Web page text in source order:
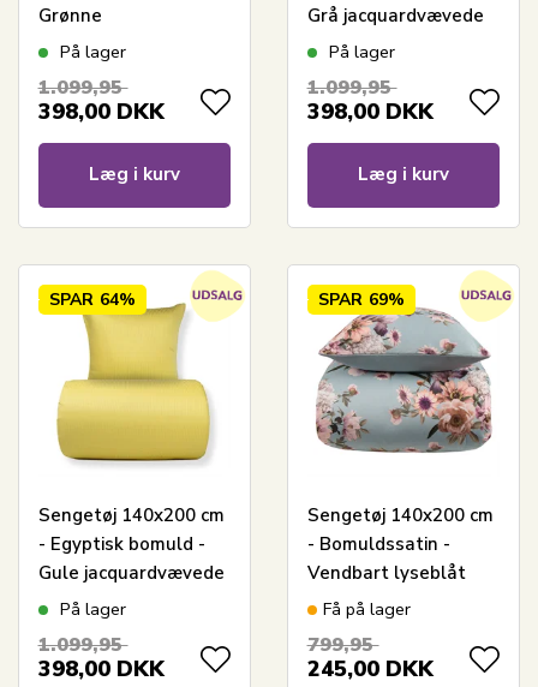
Grønne
jacquardvævede
På lager
1.099,95
398,00 DKK
Læg i kurv
Grå jacquardvævede
striber
På lager
1.099,95
398,00 DKK
Læg i kurv
SPAR 64%
Sengetøj 140x200 cm
- Egyptisk bomuld -
Gule jacquardvævede
striber
På lager
1.099,95
398,00 DKK
SPAR 69%
Sengetøj 140x200 cm
- Bomuldssatin -
Vendbart lyseblåt
blomster sengetøj
Få på lager
799,95
245,00 DKK